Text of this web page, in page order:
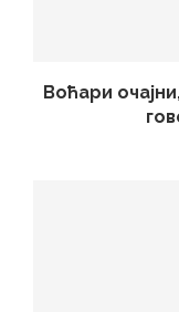
Воћари